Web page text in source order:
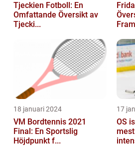
Tjeckien Fotboll: En
Omfattande Översikt av
Tjecki...
18 januari 2024
VM Bordtennis 2021
Final: En Sportslig
Höjdpunkt f...
17
OS